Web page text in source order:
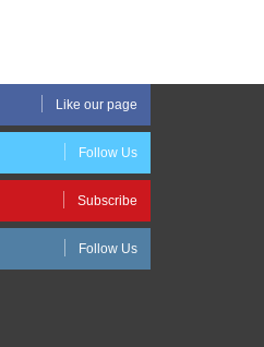
Like our page
Follow Us
Subscribe
Follow Us